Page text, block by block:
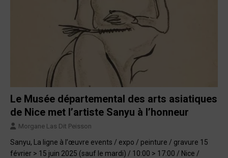
Le Musée départemental des arts asiatiques
de Nice met l’artiste Sanyu à l’honneur
Morgane Las Dit Peisson
Sanyu, La ligne à l’œuvre events / expo / peinture / gravure 15
février > 15 juin 2025 (sauf le mardi) / 10:00 > 17:00 / Nice /